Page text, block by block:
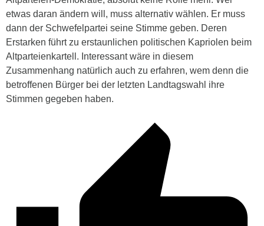
etwas daran ändern will, muss alternativ wählen. Er muss
dann der Schwefelpartei seine Stimme geben. Deren
Erstarken führt zu erstaunlichen politischen Kapriolen beim
Altparteienkartell. Interessant wäre in diesem
Zusammenhang natürlich auch zu erfahren, wem denn die
betroffenen Bürger bei der letzten Landtagswahl ihre
Stimmen gegeben haben.